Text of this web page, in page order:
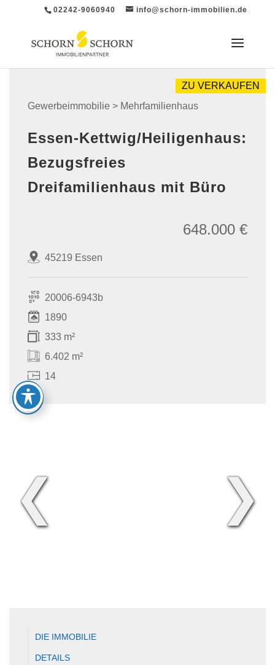
02242-9060940 info@schorn-immobilien.de
Gewerbeimmobilie > Mehrfamilienhaus
ZU VERKAUFEN
Essen-Kettwig/Heiligenhaus:
Bezugsfreies
Dreifamilienhaus mit Büro
45219 Essen
648.000 €
20006-6943b
1890
333 m²
6.402 m²
14
❮ ❯
DIE IMMOBILIE
DETAILS